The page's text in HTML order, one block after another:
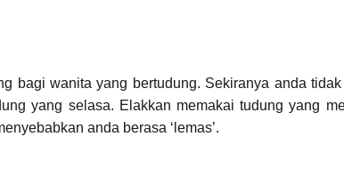
bagi wanita yang bertudung. Sekiranya anda
yang selasa. Elakkan memakai tudung yang
anda berasa ‘lemas’.